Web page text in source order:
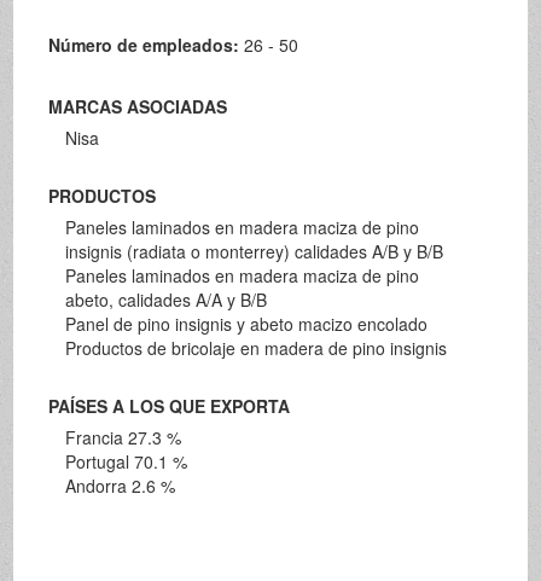
Número de empleados:26 - 50
MARCAS ASOCIADAS
Nisa
PRODUCTOS
Paneles laminados en madera maciza de pino
insignis (radiata o monterrey) calidades A/B y B/B
Paneles laminados en madera maciza de pino
abeto, calidades A/A y B/B
Panel de pino insignis y abeto macizo encolado
Productos de bricolaje en madera de pino insignis
PAÍSES A LOS QUE EXPORTA
Francia 27.3 %
Portugal 70.1 %
Andorra 2.6 %